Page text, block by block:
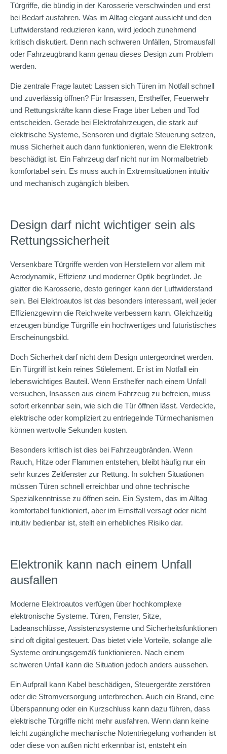
Türgriffe, die bündig in der Karosserie verschwinden und erst
bei Bedarf ausfahren. Was im Alltag elegant aussieht und den
Luftwiderstand reduzieren kann, wird jedoch zunehmend
kritisch diskutiert. Denn nach schweren Unfällen, Stromausfall
oder Fahrzeugbrand kann genau dieses Design zum Problem
werden.
Die zentrale Frage lautet: Lassen sich Türen im Notfall schnell
und zuverlässig öffnen? Für Insassen, Ersthelfer, Feuerwehr
und Rettungskräfte kann diese Frage über Leben und Tod
entscheiden. Gerade bei Elektrofahrzeugen, die stark auf
elektrische Systeme, Sensoren und digitale Steuerung setzen,
muss Sicherheit auch dann funktionieren, wenn die Elektronik
beschädigt ist. Ein Fahrzeug darf nicht nur im Normalbetrieb
komfortabel sein. Es muss auch in Extremsituationen intuitiv
und mechanisch zugänglich bleiben.
Design darf nicht wichtiger sein als
Rettungssicherheit
Versenkbare Türgriffe werden von Herstellern vor allem mit
Aerodynamik, Effizienz und moderner Optik begründet. Je
glatter die Karosserie, desto geringer kann der Luftwiderstand
sein. Bei Elektroautos ist das besonders interessant, weil jeder
Effizienzgewinn die Reichweite verbessern kann. Gleichzeitig
erzeugen bündige Türgriffe ein hochwertiges und futuristisches
Erscheinungsbild.
Doch Sicherheit darf nicht dem Design untergeordnet werden.
Ein Türgriff ist kein reines Stilelement. Er ist im Notfall ein
lebenswichtiges Bauteil. Wenn Ersthelfer nach einem Unfall
versuchen, Insassen aus einem Fahrzeug zu befreien, muss
sofort erkennbar sein, wie sich die Tür öffnen lässt. Verdeckte,
elektrische oder kompliziert zu entriegelnde Türmechanismen
können wertvolle Sekunden kosten.
Besonders kritisch ist dies bei Fahrzeugbränden. Wenn
Rauch, Hitze oder Flammen entstehen, bleibt häufig nur ein
sehr kurzes Zeitfenster zur Rettung. In solchen Situationen
müssen Türen schnell erreichbar und ohne technische
Spezialkenntnisse zu öffnen sein. Ein System, das im Alltag
komfortabel funktioniert, aber im Ernstfall versagt oder nicht
intuitiv bedienbar ist, stellt ein erhebliches Risiko dar.
Elektronik kann nach einem Unfall
ausfallen
Moderne Elektroautos verfügen über hochkomplexe
elektronische Systeme. Türen, Fenster, Sitze,
Ladeanschlüsse, Assistenzsysteme und Sicherheitsfunktionen
sind oft digital gesteuert. Das bietet viele Vorteile, solange alle
Systeme ordnungsgemäß funktionieren. Nach einem
schweren Unfall kann die Situation jedoch anders aussehen.
Ein Aufprall kann Kabel beschädigen, Steuergeräte zerstören
oder die Stromversorgung unterbrechen. Auch ein Brand, eine
Überspannung oder ein Kurzschluss kann dazu führen, dass
elektrische Türgriffe nicht mehr ausfahren. Wenn dann keine
leicht zugängliche mechanische Notentriegelung vorhanden ist
oder diese von außen nicht erkennbar ist, entsteht ein